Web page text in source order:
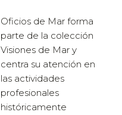
Oficios de Mar forma
parte de la colección
Visiones de Mar y
centra su atención en
las actividades
profesionales
históricamente